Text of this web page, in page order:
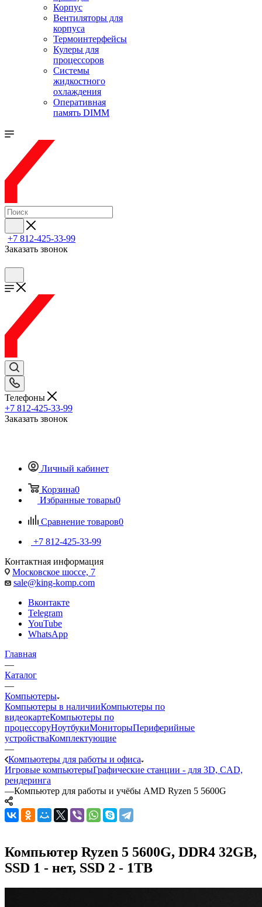
Корпус
Вентиляторы для
корпуса
Термоинтерфейсы
Кулеры для
процессоров
Системы
жидкостного
охлаждения
Оперативная
память DIMM
+7 812-425-33-99
Заказать звонок
Телефоны
+7 812-425-33-99
Заказать звонок
Личный кабинет
Корзина0
Избранные товары0
Сравнение товаров0
+7 812-425-33-99
Контактная информация
Московское шоссе, 7
sale@king-komp.com
Вконтакте
Telegram
YouTube
WhatsApp
Главная
—
Каталог
—
Компьютеры
Компьютеры в наличииКомпьютеры по
видеокартеКомпьютеры по
процессоруНоутбукиМониторыПериферийные
устройстваКомплектующие
—
Компьютеры для работы и офиса
Игровые компьютерыГрафические станции - для 3D, CAD,
рендеринга
—Компьютер для работы и учёбы AMD Ryzen 5 5600G
Компьютер Ryzen 5 5600G, DDR4 32GB,
SSD 1 - нет, SSD 2 - 1TB